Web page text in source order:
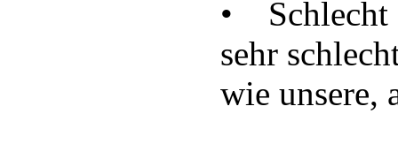
• Schlecht
sehr
wie unsere,